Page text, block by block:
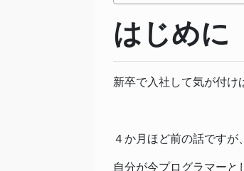
はじめに
新卒で入社して気が付け
４か月ほど前の話ですが
自分が今プログラマーと